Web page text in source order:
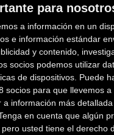
para
a información en un
e información estándar
y contenido,
socios podemos utilizar
de dispositivos. Puede
para que llevemos
información más
en cuenta que algún
usted tiene el derecho
EQUINOX 7
1.999
Bielas:BONTRAGE RACE